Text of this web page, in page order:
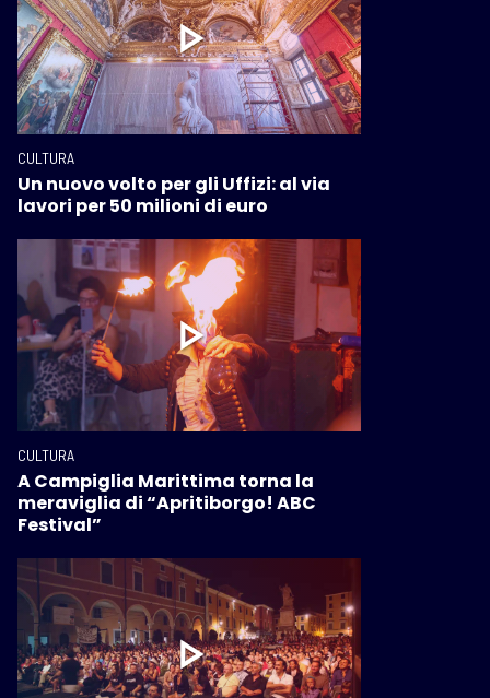
CULTURA
Un nuovo volto per gli Uffizi: al via
lavori per 50 milioni di euro
CULTURA
A Campiglia Marittima torna la
meraviglia di “Apritiborgo! ABC
Festival”